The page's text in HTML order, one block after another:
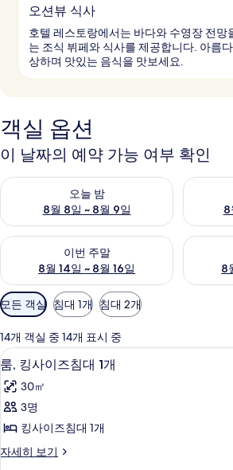
오션뷰 식사
호텔 레스토랑에서는 바다와 수영장 전망
는 조식 뷔페와 식사를 제공합니다. 아름
상하며 맛있는 음식을 맛보세요.
객실 옵션
이 날짜의 예약 가능 여부 확인
오늘 밤
8월 8일 ~ 8월 9일
오늘 밤 예약 가능 여부 확인, 8월 8일 ~ 8월
8
내일 예
이번 주말
8월 14일 ~ 8월 16일
이번 주말 예약 가능 여부 확인, 8월 14일 ~
8
다음 주
객
실
에
사
용
가
능
한
터
모든 객실 침대 1개 침대 2개
14개 객실 중 14개 표시 중
룸,
킹
사
이
즈
침
객실 내 금
7
룸, 킹사이즈침대 1개
30㎡
3명
킹사이즈침대 1개
자세히 보기
룸,